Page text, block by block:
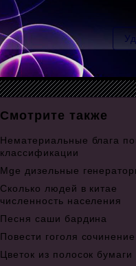
Смотрите также
Нематериальные блага
классификации
Mge дизельные
Сколько людей в китае
численность населения
Песня саши бардина
Повести гоголя сочинение
Цветок из полосок бумаги